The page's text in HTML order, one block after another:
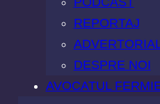
REPORTAJ
DESPRE NOI
AVOCATUL